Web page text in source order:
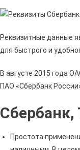
Реквизитные данные
для быстрого и
В августе 2015 года
ПАО «Сбербанк
Сбербанк,
Простота